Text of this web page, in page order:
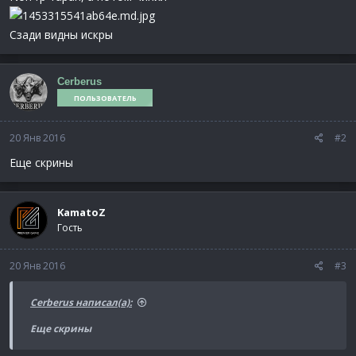
Сзади видны искры
Cerberus
ПОЛЬЗОВАТЕЛЬ
20 Янв 2016 #2
Еще скрины
KamatoZ
Гость
20 Янв 2016 #3
Cerberus написал(а):
Еще скрины